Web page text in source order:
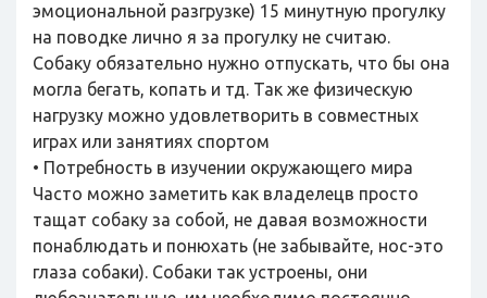
эмоциональной разгрузке) 15 минутную прогулку
на поводке лично я за прогулку не считаю.
Собаку обязательно нужно отпускать, что бы она
могла бегать, копать и тд. Так же физическую
нагрузку можно удовлетворить в совместных
играх или занятиях спортом
• Потребность в изучении окружающего мира
Часто можно заметить как владелецв просто
тащат собаку за собой, не давая возможности
понаблюдать и понюхать (не забывайте, нос-это
глаза собаки). Собаки так устроены, они